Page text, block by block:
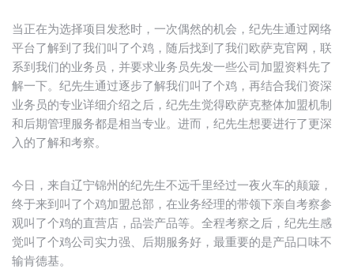
当正在为选择项目发愁时，一次偶然的机会，纪先生通过网络
平台了解到了我们叫了个鸡，随后找到了我们欧萨克官网，联
系到我们的业务员，并要求业务员先发一些公司加盟资料先了
解一下。纪先生通过逐步了解我们叫了个鸡，再结合我们资深
业务员的专业详细介绍之后，纪先生觉得欧萨克整体加盟机制
和后期管理服务都是相当专业。进而，纪先生想要进行了更深
入的了解和考察。
今日，来自辽宁锦州的纪先生不远千里经过一夜火车的颠簸，
终于来到叫了个鸡加盟总部，在业务经理的带领下亲自考察参
观叫了个鸡的直营店，品尝产品等。全程考察之后，纪先生感
觉叫了个鸡公司实力强、后期服务好，最重要的是产品口味不
输肯德基。